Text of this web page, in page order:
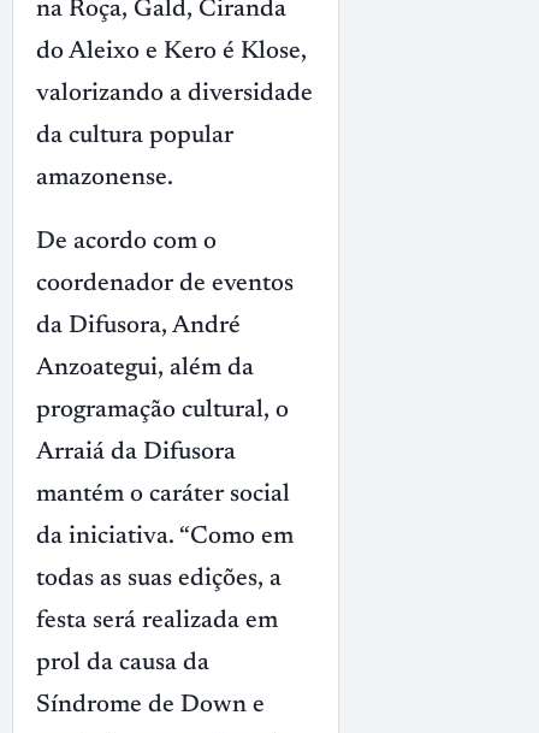
na Roça, Gald, Ciranda
do Aleixo e Kero é Klose,
valorizando a diversidade
da cultura popular
amazonense.
De acordo com o
coordenador de eventos
da Difusora, André
Anzoategui, além da
programação cultural, o
Arraiá da Difusora
mantém o caráter social
da iniciativa. “Como em
todas as suas edições, a
festa será realizada em
prol da causa da
Síndrome de Down e